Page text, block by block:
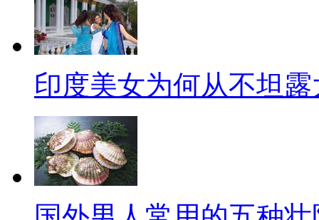
印度美女为何从不坦露